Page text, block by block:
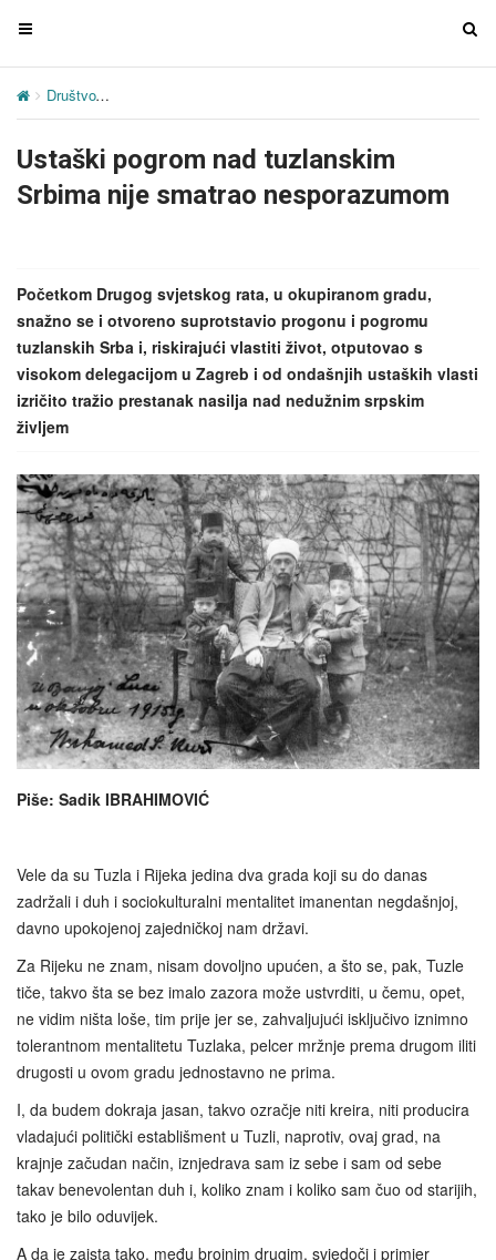
T
g
e
n
g
a
t
i
o
n
T
i
Društvo
Ustaški pogrom nad tuzlanskim
Srbima nije smatrao nesporazumom
Početkom Drugog svjetskog rata, u okupiranom gradu,
snažno se i otvoreno suprotstavio progonu i pogromu
tuzlanskih Srba i, riskirajući vlastiti život, otputovao s
visokom delegacijom u Zagreb i od ondašnjih ustaških vlasti
izričito tražio prestanak nasilja nad nedužnim srpskim
življem
Piše: Sadik IBRAHIMOVIĆ
Vele da su Tuzla i Rijeka jedina dva grada koji su do danas
zadržali i duh i sociokulturalni mentalitet imanentan negdašnjoj,
davno upokojenoj zajedničkoj nam državi.
Za Rijeku ne znam, nisam dovoljno upućen, a što se, pak, Tuzle
tiče, takvo šta se bez imalo zazora može ustvrditi, u čemu, opet,
ne vidim ništa loše, tim prije jer se, zahvaljujući isključivo iznimno
tolerantnom mentalitetu Tuzlaka, pelcer mržnje prema drugom iliti
drugosti u ovom gradu jednostavno ne prima.
I, da budem dokraja jasan, takvo ozračje niti kreira, niti producira
vladajući politički establišment u Tuzli, naprotiv, ovaj grad, na
krajnje začudan način, iznjedrava sam iz sebe i sam od sebe
takav benevolentan duh i, koliko znam i koliko sam čuo od starijih,
tako je bilo oduvijek.
A da je zaista tako, među brojnim drugim, svjedoči i primjer